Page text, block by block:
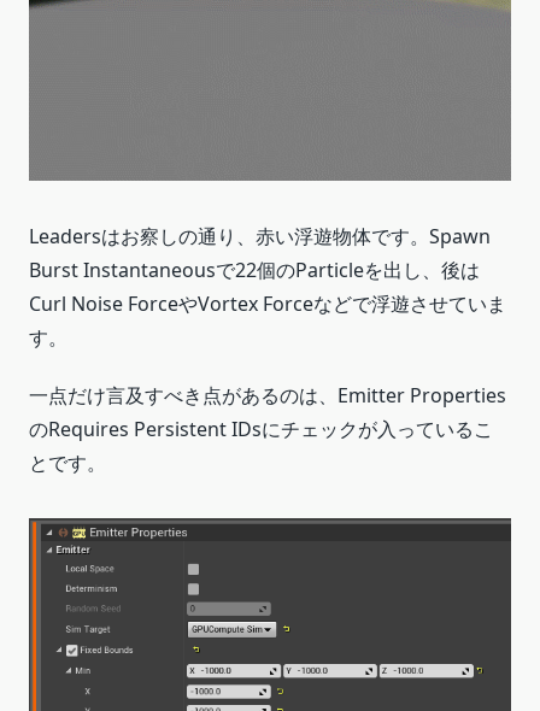
Leadersはお察しの通り、赤い浮遊物体です。Spawn
Burst Instantaneousで22個のParticleを出し、後は
Curl Noise ForceやVortex Forceなどで浮遊させていま
す。
一点だけ言及すべき点があるのは、Emitter Properties
のRequires Persistent IDsにチェックが入っているこ
とです。